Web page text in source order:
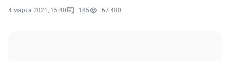
4 марта 2021, 15:40 185 67 480